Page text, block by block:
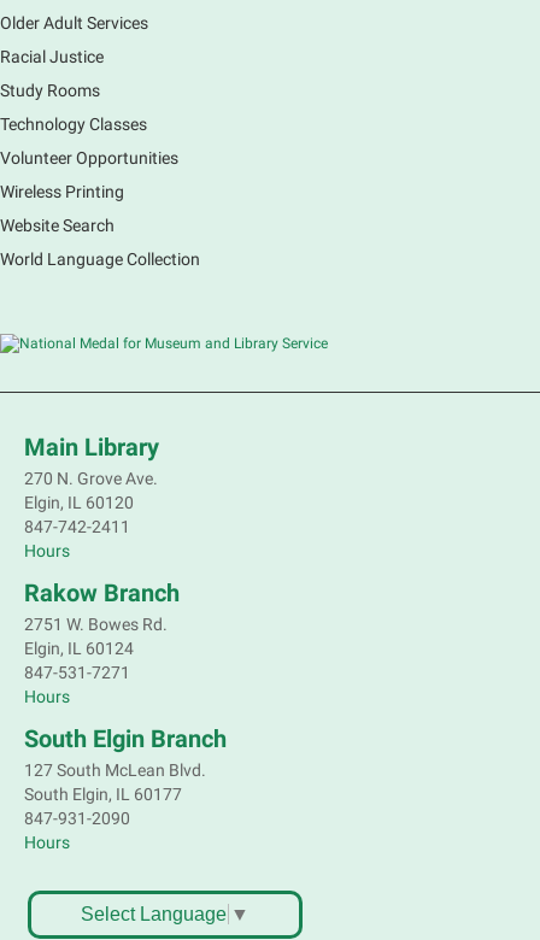
Older Adult Services
Racial Justice
Study Rooms
Technology Classes
Volunteer Opportunities
Wireless Printing
Website Search
World Language Collection
Main Library
270 N. Grove Ave.
Elgin, IL 60120
847-742-2411
Hours
Rakow Branch
2751 W. Bowes Rd.
Elgin, IL 60124
847-531-7271
Hours
South Elgin Branch
127 South McLean Blvd.
South Elgin, IL 60177
847-931-2090
Hours
Select Language ▼